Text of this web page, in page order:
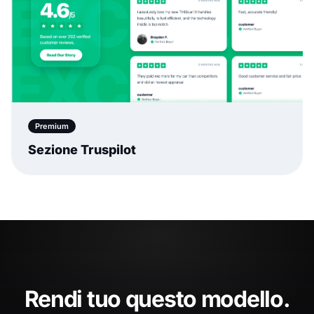
Premium
Sezione Truspilot
Rendi tuo questo modello.